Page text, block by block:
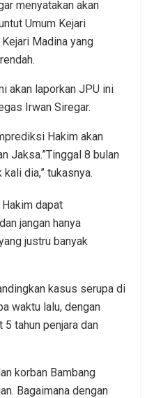
menyatakan akan
Umum Kejari
Madina yang
akan laporkan JPU ini
Irwan Siregar.
Hakim akan
Jaksa.”Tinggal 8 bulan
dia,” tukasnya.
dapat
jangan hanya
justru banyak
kasus serupa di
waktu lalu, dengan
tahun penjara dan
korban Bambang
Bagaimana dengan